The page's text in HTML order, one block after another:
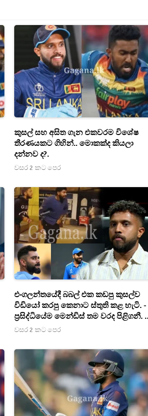
කුසල් සහ අසිත ගැන එකවරම විශේෂ
තීරණයකට ගිහින්.. මොකක්ද කියලා
දන්නව ද?.
වසර 2 කට පෙර
එංගලන්තයේදී බබල් එක කඩපු කුසල්ව
විඩියෝ කරපු කෙනාට ස්තුති කළ හැටි. -
ප්‍රසිද්ධියේම මෙන්ඩිස් තම වරද පිළිගනී. -
(VIDEO)
වසර 2 කට පෙර